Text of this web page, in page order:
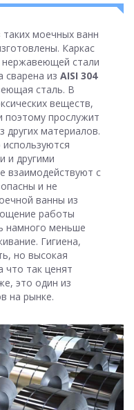
моечных ванн
Каркас
нержавеющей стали
сварена из AISI 304
сталь. В
веществ,
поэтому прослужит
материалов.
и другими
взаимодействуют с
и не
ванны из
работы
намного меньше
Гигиена,
но высокая
что так ценят
это один из
на рынке.